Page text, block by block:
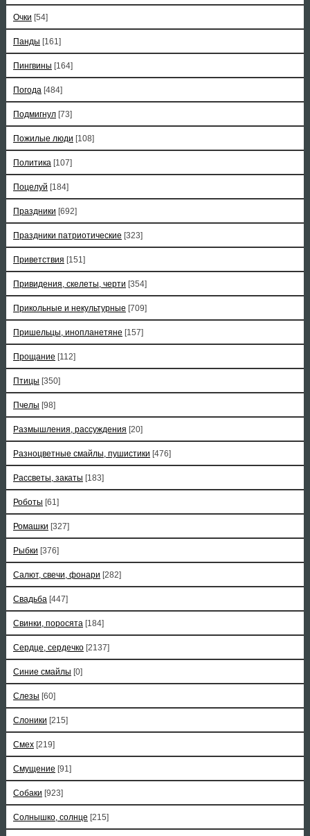
Очки [54]
Панды [161]
Пингвины [164]
Погода [484]
Подмигнул [73]
Пожилые люди [108]
Политика [107]
Поцелуй [184]
Праздники [692]
Праздники патриотические [323]
Приветствия [151]
Привидения, скелеты, черти [354]
Прикольные и некультурные [709]
Пришельцы, инопланетяне [157]
Прощание [112]
Птицы [350]
Пчелы [98]
Размышления, рассуждения [20]
Разноцветные смайлы, пушистики [476]
Рассветы, закаты [183]
Роботы [61]
Ромашки [327]
Рыбки [376]
Салют, свечи, фонари [282]
Свадьба [447]
Свинки, поросята [184]
Сердце, сердечко [2137]
Синие смайлы [0]
Слезы [60]
Слоники [215]
Смех [219]
Смущение [91]
Собаки [923]
Солнышко, солнце [215]